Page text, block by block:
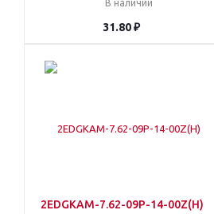
В наличии
31.80 ₽
2EDGKAM-7.62-09P-14-00Z(H)